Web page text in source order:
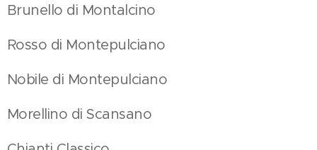
Brunello di Montalcino
Rosso di Montepulciano
Nobile di Montepulciano
Morellino di Scansano